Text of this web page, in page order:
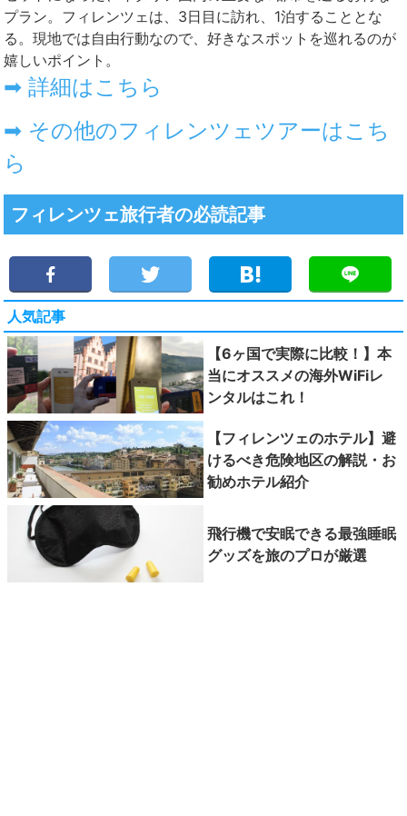
プラン。フィレンツェは、3日目に訪れ、1泊することとな
る。現地では自由行動なので、好きなスポットを巡れるのが
嬉しいポイント。
➡ 詳細はこちら
➡ その他のフィレンツェツアーはこち
ら
フィレンツェ旅行者の必読記事
人気記事
【6ヶ国で実際に比較！】本
当にオススメの海外WiFiレ
ンタルはこれ！
【フィレンツェのホテル】避
けるべき危険地区の解説・お
勧めホテル紹介
飛行機で安眠できる最強睡眠
グッズを旅のプロが厳選